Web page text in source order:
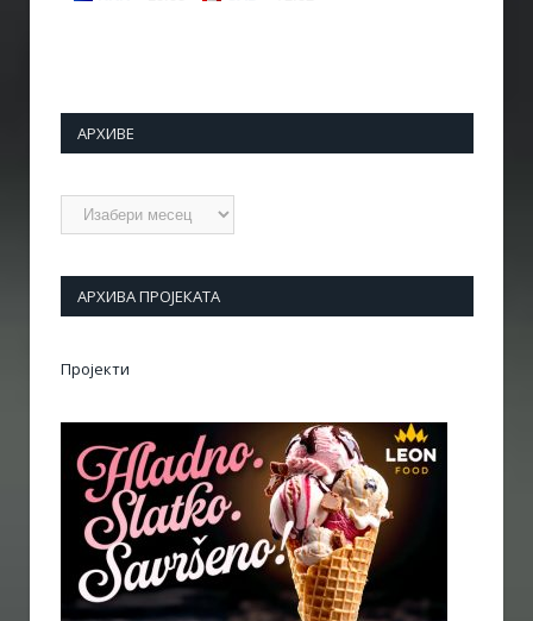
АРХИВЕ
Архиве
АРХИВА ПРОЈЕКАТА
Пројекти